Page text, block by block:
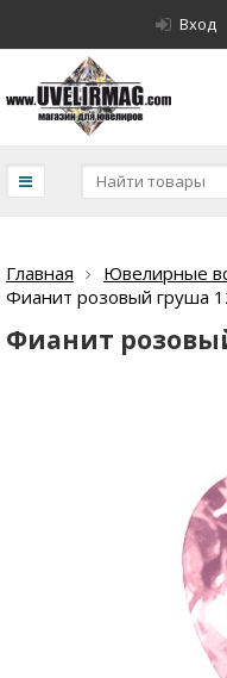
Вход
Главная Ювелирные
Фианит розовый груша
Фианит